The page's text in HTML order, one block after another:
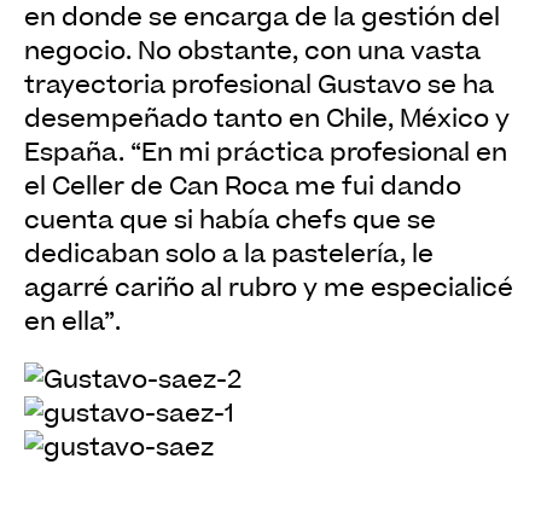
en donde se encarga de la gestión del
negocio. No obstante, con una vasta
trayectoria profesional Gustavo se ha
desempeñado tanto en Chile, México y
España. “En mi práctica profesional en
el Celler de Can Roca me fui dando
cuenta que si había chefs que se
dedicaban solo a la pastelería, le
agarré cariño al rubro y me especialicé
en ella”.